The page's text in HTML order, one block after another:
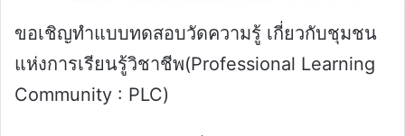
ขอเชิญทำแบบทดสอบวัดความรู้ เกี่ยวกับชุมชน
แห่งการเรียนรู้วิชาชีพ(Professional Learning
Community : PLC)